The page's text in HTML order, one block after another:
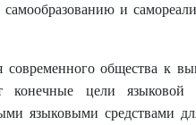
самообразованию и
современного общества к
конечные цели языковой
языковыми средствами